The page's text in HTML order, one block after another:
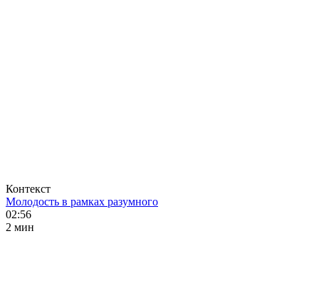
Контекст
Молодость в рамках разумного
02:56
2 мин